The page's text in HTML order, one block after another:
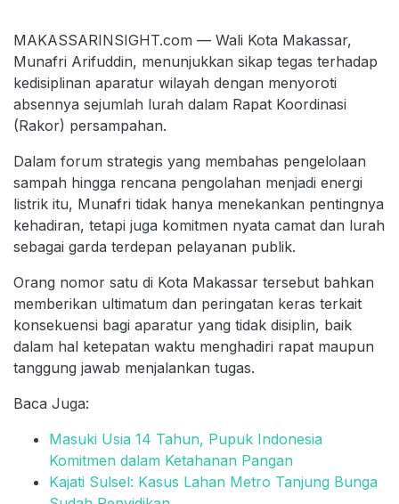
MAKASSARINSIGHT.com — Wali Kota Makassar,
Munafri Arifuddin, menunjukkan sikap tegas terhadap
kedisiplinan aparatur wilayah dengan menyoroti
absennya sejumlah lurah dalam Rapat Koordinasi
(Rakor) persampahan.
Dalam forum strategis yang membahas pengelolaan
sampah hingga rencana pengolahan menjadi energi
listrik itu, Munafri tidak hanya menekankan pentingnya
kehadiran, tetapi juga komitmen nyata camat dan lurah
sebagai garda terdepan pelayanan publik.
Orang nomor satu di Kota Makassar tersebut bahkan
memberikan ultimatum dan peringatan keras terkait
konsekuensi bagi aparatur yang tidak disiplin, baik
dalam hal ketepatan waktu menghadiri rapat maupun
tanggung jawab menjalankan tugas.
Baca Juga:
Masuki Usia 14 Tahun, Pupuk Indonesia
Komitmen dalam Ketahanan Pangan
Kajati Sulsel: Kasus Lahan Metro Tanjung Bunga